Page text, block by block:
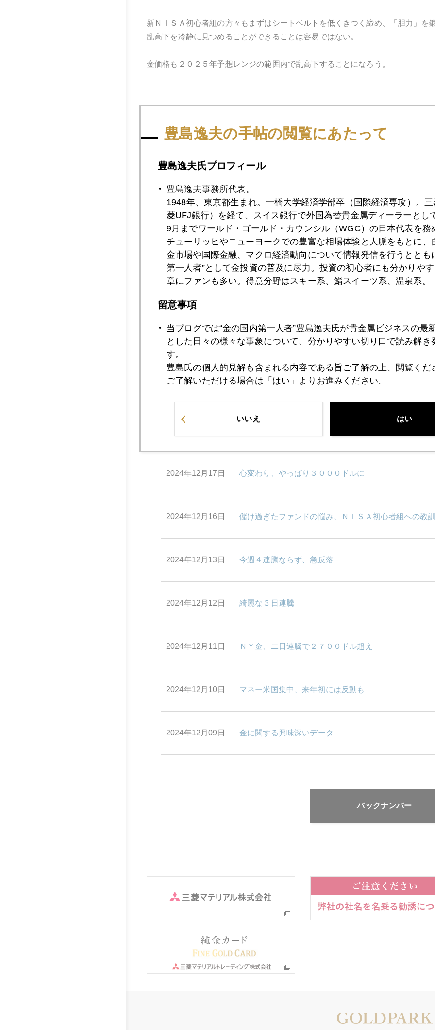
新ＮＩＳＡ初心者組の方々もまずはシートベルトを低くきつく締め、「胆力」を
乱高下を冷静に見つめることができることは容易ではない。
金価格も２０２５年予想レンジの範囲内で乱高下することになろう。
2024年 1月 2月 3月 4月 5月 6月
2024年12月27日 ドル円１６０円近辺で越年も
2024年12月25日 米沢に移住した「マガーリ」その後
2024年12月24日 今年２４年金価格予測、プロ全員大外れ
2024年12月23日
2024年12月20日 ワンノッチ円安、日本９連休にＮＹ投機勢は手ぐすね
2024年12月19日 ２０２５年、トランプ政権下、ＦＲＢ「利上げ」も覚悟
2024年12月17日 心変わり、やっぱり３０００ドルに
2024年12月16日 儲け過ぎたファンドの悩み、ＮＩＳＡ初心者組への教訓
2024年12月13日 今週４連騰ならず、急反落
2024年12月12日 綺麗な３日連騰
2024年12月11日 ＮＹ金、二日連騰で２７００ドル超え
2024年12月10日 マネー米国集中、来年初には反動も
2024年12月09日 金に関する興味深いデータ
バックナンバー
豊島逸夫の手帖の閲覧にあたって
豊島逸夫氏プロフィール
豊島逸夫事務所代表。
1948年、東京都生まれ。一橋大学経済学部卒（国際経済専攻）。
菱UFJ銀行）を経て、スイス銀行で外国為替貴金属ディーラーとし
9月までワールド・ゴールド・カウンシル（WGC）の日本代表を務
チューリッヒやニューヨークでの豊富な相場体験と人脈をもとに、
金市場や国際金融、マクロ経済動向について情報発信を行うととも
第一人者”として金投資の普及に尽力。投資の初心者にも分かりや
章にファンも多い。得意分野はスキー系、鮨スイーツ系、温泉系。
留意事項
当ブログでは“金の国内第一人者”豊島逸夫氏が貴金属ビジネスの最
とした日々の様々な事象について、分かりやすい切り口で読み解き
す。
豊島氏の個人的見解も含まれる内容である旨ご了解の上、閲覧くだ
ご了解いただける場合は「はい」よりお進みください。
いいえ はい